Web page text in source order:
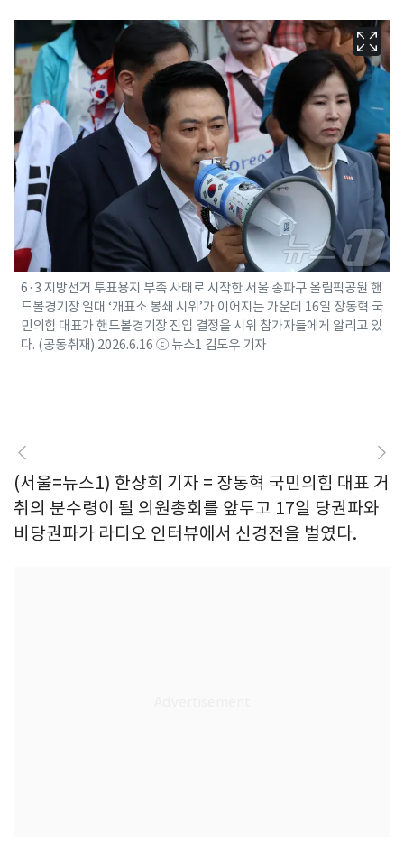
6·3 지방선거 투표용지 부족 사태로 시작한 서울 송파구 올림픽공원 핸
드볼경기장 일대 ‘개표소 봉쇄 시위’가 이어지는 가운데 16일 장동혁 국
민의힘 대표가 핸드볼경기장 진입 결정을 시위 참가자들에게 알리고 있
다. (공동취재) 2026.6.16 ⓒ 뉴스1 김도우 기자
(서울=뉴스1) 한상희 기자 = 장동혁 국민의힘 대표 거
취의 분수령이 될 의원총회를 앞두고 17일 당권파와
비당권파가 라디오 인터뷰에서 신경전을 벌였다.